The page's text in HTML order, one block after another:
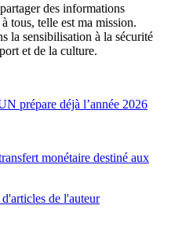
des informations
tous, telle est ma mission.
la sensibilisation à la sécurité
et de la culture.
prépare déjà l’année 2026
monétaire destiné aux
de l'auteur